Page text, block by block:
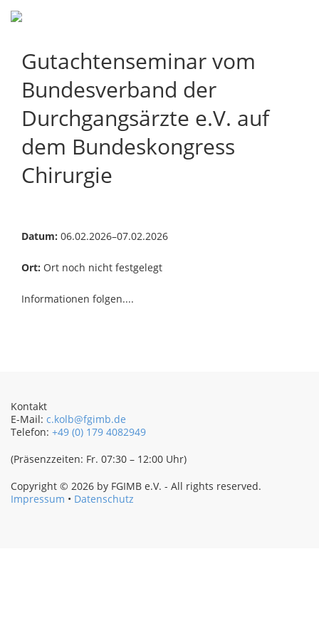
überspringen
Gutachtenseminar vom
Bundesverband der
Durchgangsärzte e.V. auf
dem Bundeskongress
Chirurgie
06.02.2026–07.02.2026
Ort noch nicht festgelegt
Informationen folgen....
Kontakt
E-Mail: c.kolb@fgimb.de
Telefon: +49 (0) 179 4082949
(Präsenzzeiten: Fr. 07:30 – 12:00 Uhr)
Copyright © 2026 by FGIMB e.V. - All rights reserved.
Impressum • Datenschutz